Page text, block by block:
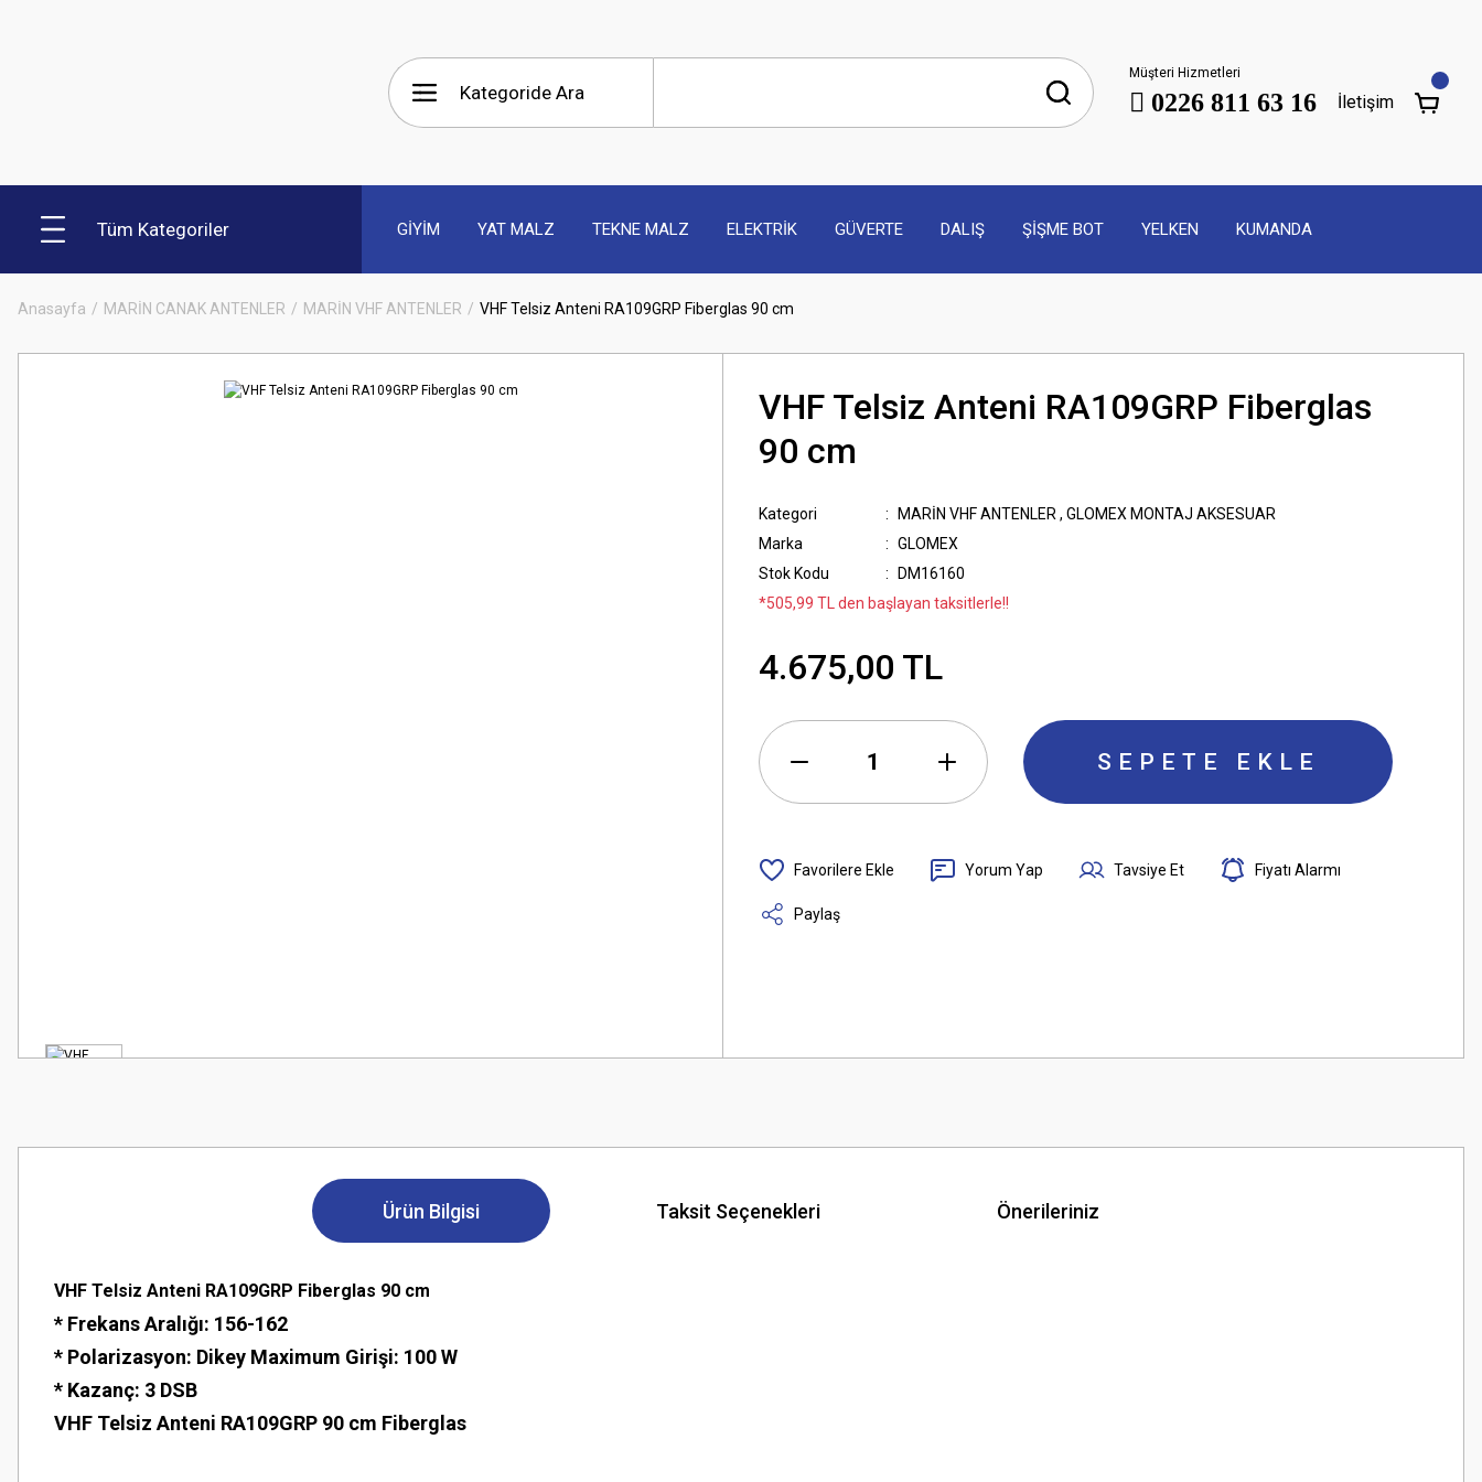
Müşteri Hizmetleri
0226 811 63 16 İletişim
Tüm Kategoriler GİYİM YAT MALZ TEKNE MALZ ELEKTRİK GÜVERTE DALIŞ ŞİŞME BOT YELKEN KUMANDA
Anasayfa MARİN CANAK ANTENLER MARİN VHF ANTENLER VHF Telsiz Anteni RA109GRP Fiberglas 90 cm
VHF Telsiz Anteni RA109GRP Fiberglas
90 cm
Kategori MARİN VHF ANTENLER , GLOMEX MONTAJ AKSESUAR
Marka
GLOMEX
Stok Kodu
DM16160
*505,99 TL den başlayan taksitlerle!!
4.675,00 TL
SEPETE EKLE
Yorum Yap Tavsiye Et Fiyatı Alarmı
Paylaş
Ürün Bilgisi Taksit Seçenekleri Önerileriniz
VHF Telsiz Anteni RA109GRP Fiberglas 90 cm
* Frekans Aralığı: 156-162
* Polarizasyon: Dikey Maximum Girişi: 100 W
* Kazanç: 3 DSB
VHF Telsiz Anteni RA109GRP 90 cm Fiberglas